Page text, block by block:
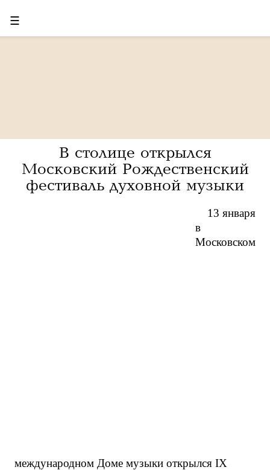
☰
В столице открылся
Московский Рождественский
фестиваль духовной музыки
13 января
в
Московском
международном Доме музыки открылся IX